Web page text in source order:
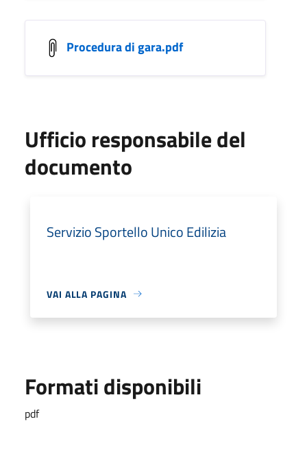
Procedura di gara.pdf
Ufficio responsabile del
documento
Servizio Sportello Unico Edilizia
VAI ALLA PAGINA
Formati disponibili
pdf